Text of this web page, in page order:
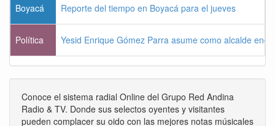
Boyacá Reporte del tiempo en Boyacá para el jueves
Política Yesid Enrique Gómez Parra asume como alcalde
Conoce el sistema radial Online del Grupo Red Andina
Radio & TV. Donde sus selectos oyentes y visitantes
pueden complacer su oido con las mejores notas músicales